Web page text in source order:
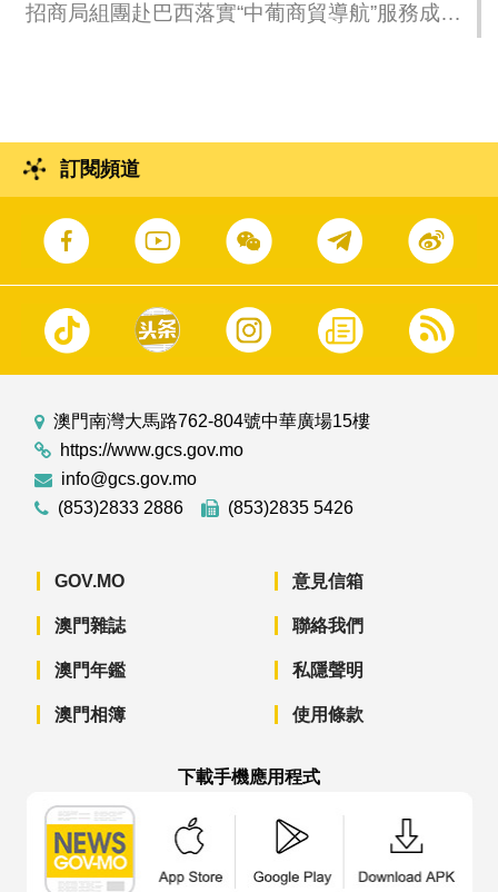
招商局組團赴巴西落實“中葡商貿導航”服務成果
訂閱頻道
澳門南灣大馬路762-804號中華廣場15樓
https://www.gcs.gov.mo
info@gcs.gov.mo
(853)2833 2886
(853)2835 5426
GOV.MO
澳門雜誌
澳門年鑑
澳門相簿
意見信箱
聯絡我們
私隱聲明
使用條款
下載手機應用程式